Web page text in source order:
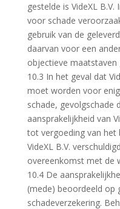
gestelde is VideXL
voor schade
gebruik van de
daarvan voor een
objectieve maatstaven
10.3 In het geval dat
moet worden voor
schade, gevolgschade
aansprakelijkheid van
tot vergoeding van het
VideXL B.V.
overeenkomst met de
10.4 De
(mede) beoordeeld op
schadeverzekering.